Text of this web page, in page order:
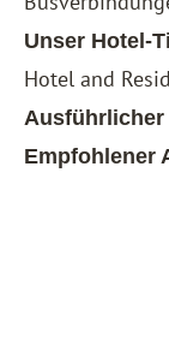
Unser Hotel-
Hotel and
Empfohlener